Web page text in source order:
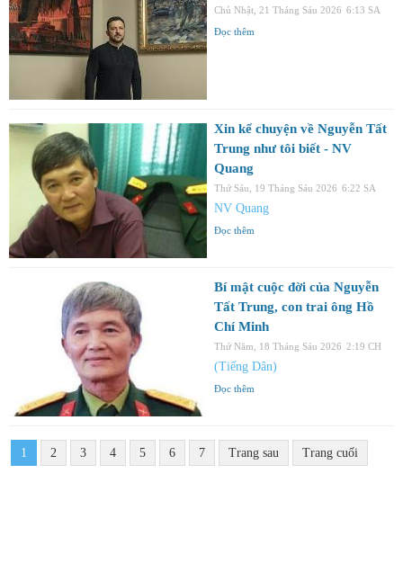
Chủ Nhật, 21 Tháng Sáu 2026 6:13 SA
Đọc thêm
Xin kể chuyện về Nguyễn Tất
Trung như tôi biết - NV
Quang
Thứ Sáu, 19 Tháng Sáu 2026 6:22 SA
NV Quang
Đọc thêm
Bí mật cuộc đời của Nguyễn
Tất Trung, con trai ông Hồ
Chí Minh
Thứ Năm, 18 Tháng Sáu 2026 2:19 CH
(Tiếng Dân)
Đọc thêm
1 2 3 4 5 6 7 Trang sau Trang cuối